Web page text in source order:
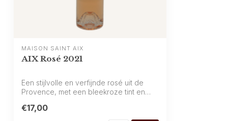
MAISON SAINT AIX
AIX Rosé 2021
Een stijlvolle en verfijnde rosé uit de
Provence, met een bleekroze tint en
€17,00